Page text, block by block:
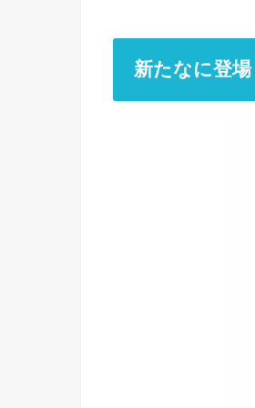
新たなに登